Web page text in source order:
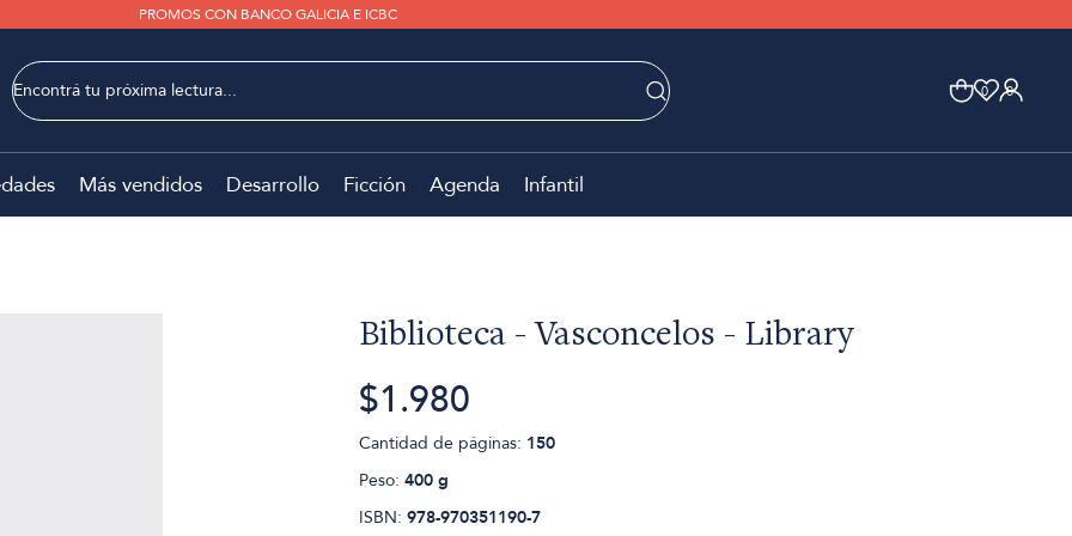
PROMOS CON BANCO GALICIA E ICBC
0 0
Más vendidos Desarrollo Ficción Agenda Infantil
Biblioteca - Vasconcelos - Library
$1.980
Cantidad de páginas: 150
Peso: 400 g
ISBN: 978-970351190-7